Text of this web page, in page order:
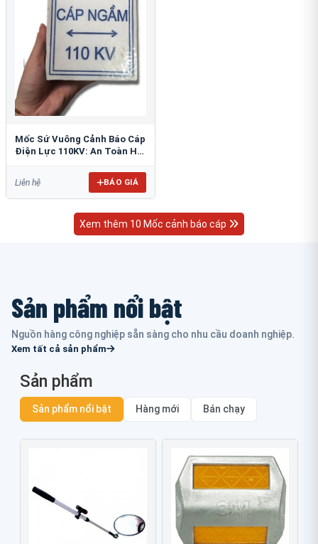
Mốc Sứ Vuông Cảnh Báo Cáp
Điện Lực 110KV: An Toàn Hệ
Liên hệ BÁO GIÁ
Xem thêm 10 Mốc cảnh báo cáp
Sản phẩm nổi bật
Nguồn hàng công nghiệp sẵn sàng cho nhu cầu doanh nghiệp.
Xem tất cả sản phẩm
Sản phẩm
Sản phẩm nổi bật Hàng mới Bán chạy